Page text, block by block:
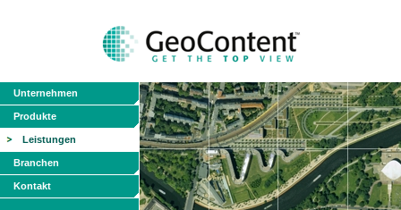
Unternehmen
Produkte
Leistungen
Branchen
Kontakt